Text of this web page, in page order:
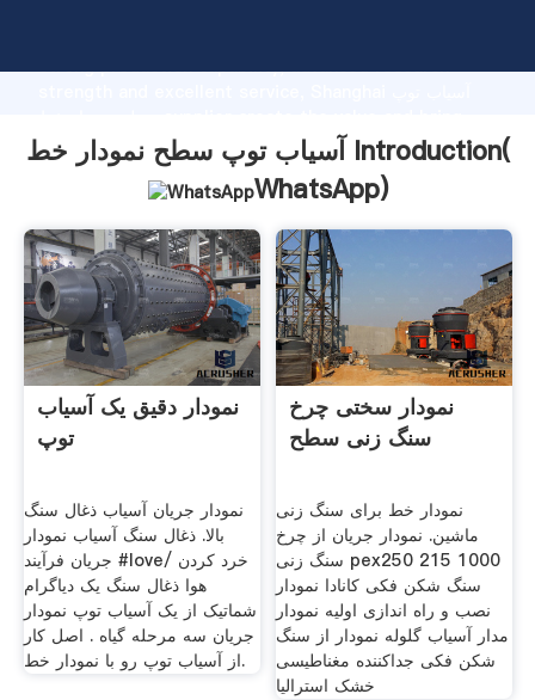
strong production capability, advanced research
values to all of customers.
آسیاب توپ سطح نمودار خط Introduction(
WhatsApp)
نمودار دقیق یک آسیاب
توپ
نمودار جریان آسیاب ذغال سنگ
بالا. ذغال سنگ آسیاب نمودار
جریان فرآیند #loveخرد کردن /
هوا ذغال سنگ یک دیاگرام
شماتیک از یک آسیاب توپ نمودار
جریان سه مرحله گیاه . اصل کار
از آسیاب توپ رو با نمودار خط.
نمودار سختی چرخ
سنگ زنی سطح
نمودار خط برای سنگ زنی
ماشین. نمودار جریان از چرخ
سنگ زنی pex250 215 1000
سنگ شکن فکی کانادا نمودار
نصب و راه اندازی اولیه نمودار
مدار آسیاب گلوله نمودار از سنگ
شکن فکی جداکننده مغناطیسی
خشک استرالیا